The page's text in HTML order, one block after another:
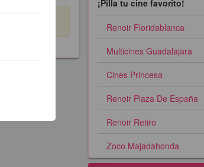
¡Pilla tu cine favorito!
Renoir Floridablanca
Multicines Guadalajara
Cines Princesa
Renoir Plaza De España
Renoir Retiro
Zoco Majadahonda